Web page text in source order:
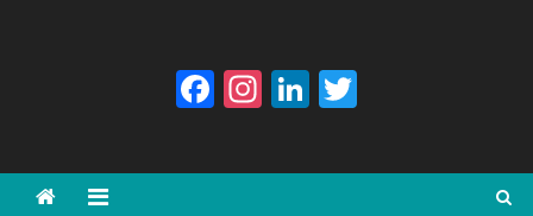
Facebook
Instagram
LinkedIn